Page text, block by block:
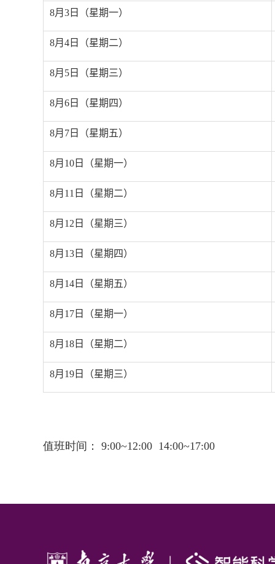
8月 3 日（星期一）
8月 4 日（星期二）
8月 5 日（星期三）
8月 6 日（星期四）
8月 7 日（星期五）
8月 10 日（星期一）
8月 11 日（星期二）
8月 12 日（星期三）
8月 13 日（星期四）
8月 14 日（星期五）
8月 17 日（星期一）
8月 18 日（星期二）
8月 19 日（星期三）
值班时间： 9:00~12:00 14:00~17:00